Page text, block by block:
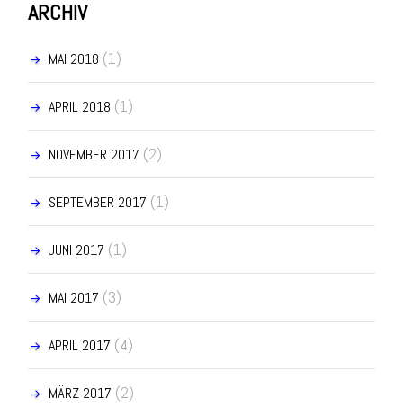
ARCHIV
MAI 2018 (1)
APRIL 2018 (1)
NOVEMBER 2017 (2)
SEPTEMBER 2017 (1)
JUNI 2017 (1)
MAI 2017 (3)
APRIL 2017 (4)
MÄRZ 2017 (2)